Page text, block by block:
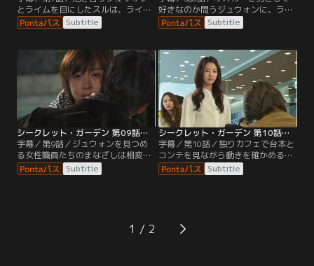
とライムを目にしたスルは、ライム
を激しく罵倒する一方でジュウォン
のことはかばう。ジュウォンとライ
いブノンは…！？
Subtitle
好きなのか問うジュウォンに、ライ
ムはオスカーの歌が痛み止めのよう
であり、初めて魂が入れ替わったこ
Subtitle
シークレット・ガーデン 第09話／字幕
字幕／第9話／ジュウォンを見つめ
る女性職員たちのまなざしは相変わ
らず熱い。アヨンがジュウォンにア
イコンタクトをするが、ジュウォン
Subtitle
シークレット・ガーデン 第10話／字幕
字幕／第10話／独りカフェで台本と
コンテを見ながら動きを確かめるラ
イムの前にジュウォンが現れ、幼稚
なハートのサインのせいでデパート
Subtitle
1